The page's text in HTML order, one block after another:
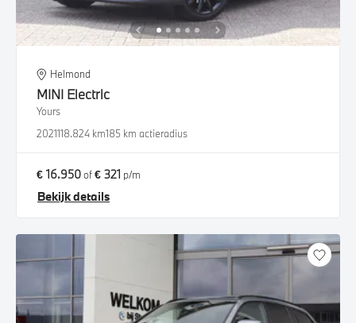
Helmond
MINI Electric
Yours
2021118.824 km185 km actieradius
€ 16.950of€ 321 p/m
Bekijk details